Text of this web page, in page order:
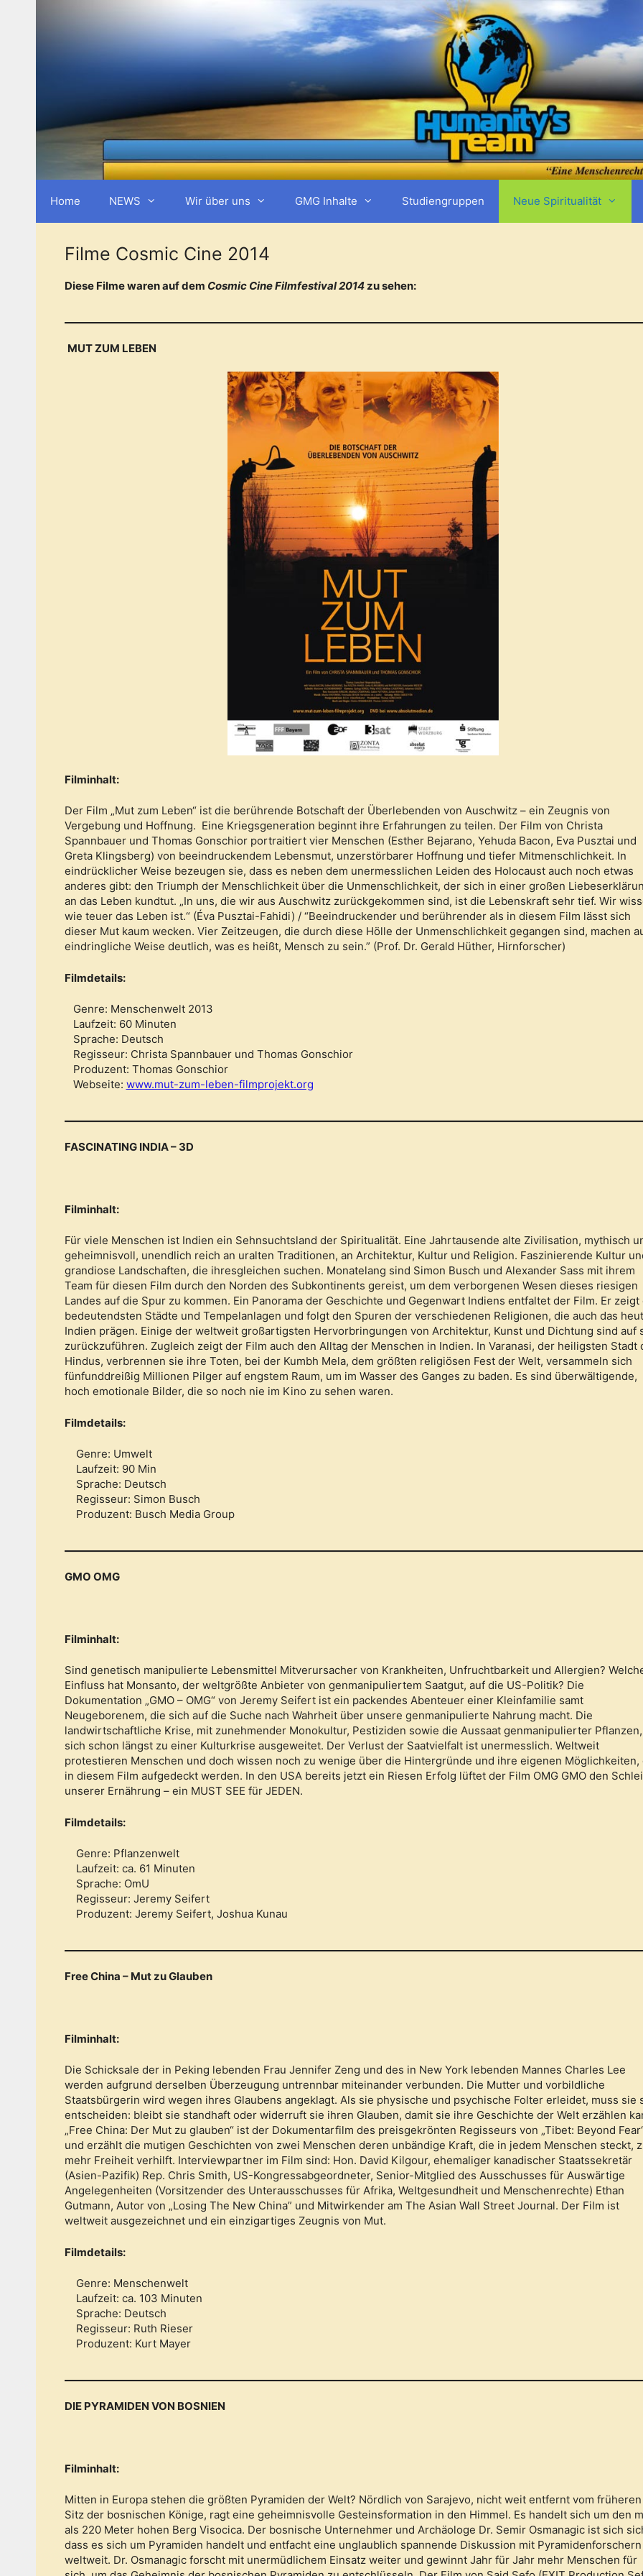
Home NEWS Wir über uns GMG Inhalte Studiengruppen Neue Spiritualität
Filme Cosmic Cine 2014
Diese Filme waren auf dem Cosmic Cine Filmfestival 2014zu sehen:
MUT ZUM LEBEN
Filminhalt:
Der Film „Mut zum Leben“ ist die berührende Botschaft der Überlebenden von Auschwitz – ein Zeugnis von
Vergebung und Hoffnung. Eine Kriegsgeneration beginnt ihre Erfahrungen zu teilen. Der Film von Christa
Spannbauer und Thomas Gonschior portraitiert vier Menschen (Esther Bejarano, Yehuda Bacon, Eva Pusztai und
Greta Klingsberg) von beeindruckendem Lebensmut, unzerstörbarer Hoffnung und tiefer Mitmenschlichkeit. In
eindrücklicher Weise bezeugen sie, dass es neben dem unermesslichen Leiden des Holocaust auch noch etwas
anderes gibt: den Triumph der Menschlichkeit über die Unmenschlichkeit, der sich in einer großen
an das Leben kundtut. „In uns, die wir aus Auschwitz zurückgekommen sind, ist die Lebenskraft sehr tief. Wir
wie teuer das Leben ist.“ (Éva Pusztai-Fahidi) / “Beeindruckender und berührender als in diesem Film lässt sich
dieser Mut kaum wecken. Vier Zeitzeugen, die durch diese Hölle der Unmenschlichkeit gegangen sind, machen
eindringliche Weise deutlich, was es heißt, Mensch zu sein.” (Prof. Dr. Gerald Hüther, Hirnforscher)
Filmdetails:
Genre: Menschenwelt 2013
Laufzeit: 60 Minuten
Sprache: Deutsch
Regisseur: Christa Spannbauer und Thomas Gonschior
Produzent: Thomas Gonschior
Webseite: www.mut-zum-leben-filmprojekt.org
FASCINATING INDIA – 3D
Filminhalt:
Für viele Menschen ist Indien ein Sehnsuchtsland der Spiritualität. Eine Jahrtausende alte Zivilisation, mythisch
geheimnisvoll, unendlich reich an uralten Traditionen, an Architektur, Kultur und Religion. Faszinierende Kultur
grandiose Landschaften, die ihresgleichen suchen. Monatelang sind Simon Busch und Alexander Sass mit ihrem
Team für diesen Film durch den Norden des Subkontinents gereist, um dem verborgenen Wesen dieses riesigen
Landes auf die Spur zu kommen. Ein Panorama der Geschichte und Gegenwart Indiens entfaltet der Film. Er zeigt
bedeutendsten Städte und Tempelanlagen und folgt den Spuren der verschiedenen Religionen, die auch das
Indien prägen. Einige der weltweit großartigsten Hervorbringungen von Architektur, Kunst und Dichtung sind auf
zurückzuführen. Zugleich zeigt der Film auch den Alltag der Menschen in Indien. In Varanasi, der heiligsten Stadt
Hindus, verbrennen sie ihre Toten, bei der Kumbh Mela, dem größten religiösen Fest der Welt, versammeln sich
fünfunddreißig Millionen Pilger auf engstem Raum, um im Wasser des Ganges zu baden. Es sind überwältigende,
hoch emotionale Bilder, die so noch nie im Kino zu sehen waren.
Filmdetails:
Genre: Umwelt
Laufzeit: 90 Min
Sprache: Deutsch
Regisseur: Simon Busch
Produzent: Busch Media Group
GMO OMG
Filminhalt:
Sind genetisch manipulierte Lebensmittel Mitverursacher von Krankheiten, Unfruchtbarkeit und Allergien?
Einfluss hat Monsanto, der weltgrößte Anbieter von genmanipuliertem Saatgut, auf die US-Politik? Die
Dokumentation „GMO – OMG“ von Jeremy Seifert ist ein packendes Abenteuer einer Kleinfamilie samt
Neugeborenem, die sich auf die Suche nach Wahrheit über unsere genmanipulierte Nahrung macht. Die
landwirtschaftliche Krise, mit zunehmender Monokultur, Pestiziden sowie die Aussaat genmanipulierter
sich schon längst zu einer Kulturkrise ausgeweitet. Der Verlust der Saatvielfalt ist unermesslich. Weltweit
protestieren Menschen und doch wissen noch zu wenige über die Hintergründe und ihre eigenen Möglichkeiten,
in diesem Film aufgedeckt werden. In den USA bereits jetzt ein Riesen Erfolg lüftet der Film OMG GMO den
unserer Ernährung – ein MUST SEE für JEDEN.
Filmdetails:
Genre: Pflanzenwelt
Laufzeit: ca. 61 Minuten
Sprache: OmU
Regisseur: Jeremy Seifert
Produzent: Jeremy Seifert, Joshua Kunau
Free China – Mut zu Glauben
Filminhalt:
Die Schicksale der in Peking lebenden Frau Jennifer Zeng und des in New York lebenden Mannes Charles Lee
werden aufgrund derselben Überzeugung untrennbar miteinander verbunden. Die Mutter und vorbildliche
Staatsbürgerin wird wegen ihres Glaubens angeklagt. Als sie physische und psychische Folter erleidet, muss sie
entscheiden: bleibt sie standhaft oder widerruft sie ihren Glauben, damit sie ihre Geschichte der Welt erzählen
„Free China: Der Mut zu glauben“ ist der Dokumentarfilm des preisgekrönten Regisseurs von „Tibet: Beyond
und erzählt die mutigen Geschichten von zwei Menschen deren unbändige Kraft, die in jedem Menschen steckt,
mehr Freiheit verhilft. Interviewpartner im Film sind: Hon. David Kilgour, ehemaliger kanadischer Staatssekretär
(Asien-Pazifik) Rep. Chris Smith, US-Kongressabgeordneter, Senior-Mitglied des Ausschusses für Auswärtige
Angelegenheiten (Vorsitzender des Unterausschusses für Afrika, Weltgesundheit und Menschenrechte) Ethan
Gutmann, Autor von „Losing The New China” und Mitwirkender am The Asian Wall Street Journal. Der Film ist
weltweit ausgezeichnet und ein einzigartiges Zeugnis von Mut.
Filmdetails:
Genre: Menschenwelt
Laufzeit: ca. 103 Minuten
Sprache: Deutsch
Regisseur: Ruth Rieser
Produzent: Kurt Mayer
DIE PYRAMIDEN VON BOSNIEN
Filminhalt:
Mitten in Europa stehen die größten Pyramiden der Welt? Nördlich von Sarajevo, nicht weit entfernt vom früheren
Sitz der bosnischen Könige, ragt eine geheimnisvolle Gesteinsformation in den Himmel. Es handelt sich um den
als 220 Meter hohen Berg Visocica. Der bosnische Unternehmer und Archäologe Dr. Semir Osmanagic ist sich
dass es sich um Pyramiden handelt und entfacht eine unglaublich spannende Diskussion mit Pyramidenforschern
weltweit. Dr. Osmanagic forscht mit unermüdlichem Einsatz weiter und gewinnt Jahr für Jahr mehr Menschen für